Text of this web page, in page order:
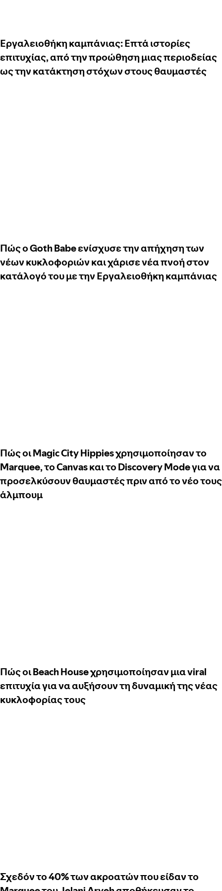
Εργαλειοθήκη καμπάνιας: Επτά ιστορίες
επιτυχίας, από την προώθηση μιας περιοδείας
ως την κατάκτηση στόχων στους θαυμαστές
Πώς ο Goth Babe ενίσχυσε την απήχηση των
νέων κυκλοφοριών και χάρισε νέα πνοή στον
κατάλογό του με την Εργαλειοθήκη καμπάνιας
Πώς οι Magic City Hippies χρησιμοποίησαν το
Marquee, το Canvas και το Discovery Mode για να
προσελκύσουν θαυμαστές πριν από το νέο τους
άλμπουμ
Πώς οι Beach House χρησιμοποίησαν μια viral
επιτυχία για να αυξήσουν τη δυναμική της νέας
κυκλοφορίας τους
Σχεδόν το 40% των ακροατών που είδαν το